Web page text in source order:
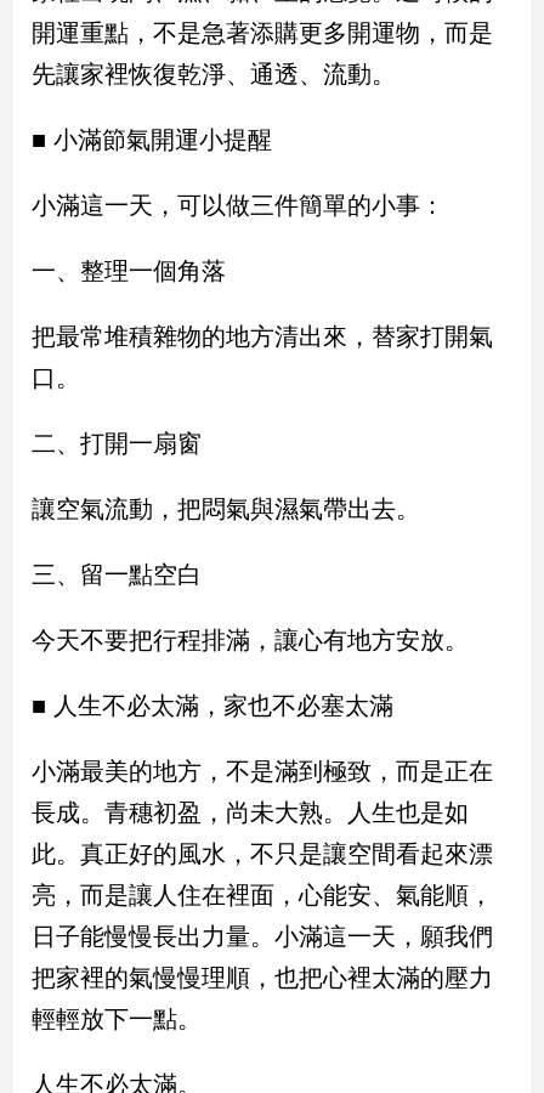
娛
樂
娛
星
聞
行/
尚
追
生
活
建
室
內
計
遊/
食
星
座/
命
理
消
費
健
親
開運重點，不是急著添購更多開運物，而是
先讓家裡恢復乾淨、通透、流動。
■ 小滿節氣開運小提醒
小滿這一天，可以做三件簡單的小事：
一、整理一個角落
把最常堆積雜物的地方清出來，替家打開氣
口。
二、打開一扇窗
讓空氣流動，把悶氣與濕氣帶出去。
三、留一點空白
今天不要把行程排滿，讓心有地方安放。
■ 人生不必太滿，家也不必塞太滿
小滿最美的地方，不是滿到極致，而是正在
長成。青穗初盈，尚未大熟。人生也是如
此。真正好的風水，不只是讓空間看起來漂
亮，而是讓人住在裡面，心能安、氣能順，
日子能慢慢長出力量。小滿這一天，願我們
把家裡的氣慢慢理順，也把心裡太滿的壓力
輕輕放下一點。
人生不必太滿。